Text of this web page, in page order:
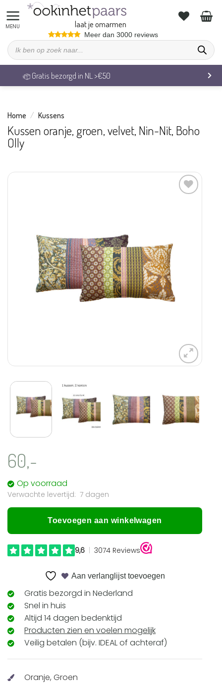
naar
inhoud
laat je omarmen
Meer dan 3000 reviews
Producten
zoeken
Gratis bezorgd in NL >€50
Home / Kussens
Kussen oranje, groen, velvet, Nin-Nit, Boho
Olly
60,-
Op voorraad
7 dagen
Toevoegen aan winkelwagen
Aan verlanglijst toevoegen
Gratis bezorgd in Nederland
Snel in huis
Altijd 14 dagen bedenktijd
Producten zien en voelen mogelijk
Veilig betalen (bijv. IDEAL of achteraf)
Oranje, Groen